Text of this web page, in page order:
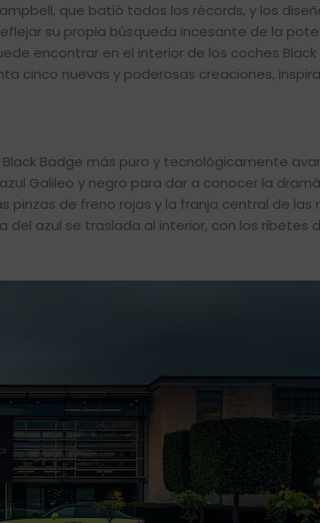
que batió todos los récords, y los
su propia búsqueda incesante de la
encontrar en el interior de los coches Black
cinco nuevas y poderosas creaciones,
Black Badge más puro y tecnológicamente
Galileo y negro para dar a conocer la
pinzas de freno rojas y la franja central de las
del azul se traslada al interior, con los ribetes